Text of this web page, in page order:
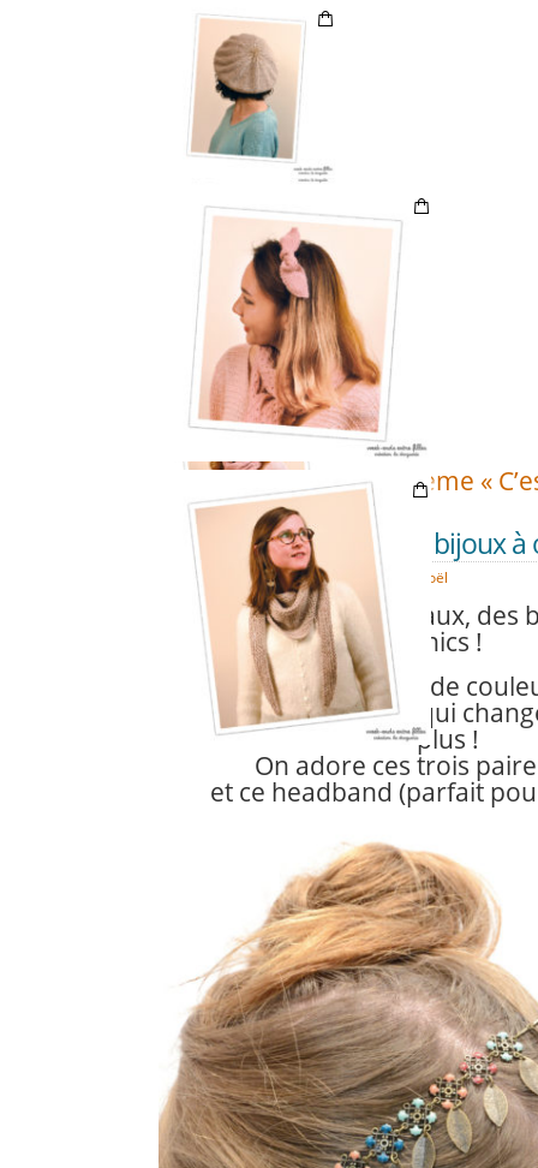
Retrouvez tout le thème «
DÉC J-18 De nouveaux bijoux
e-shop,Idées cadeaux de noël
Nouvelles idées cadeaux, des
chics !
On donne une touche de
on porte l’accessoire qui
plus !
On adore ces trois
et ce headband (parfait